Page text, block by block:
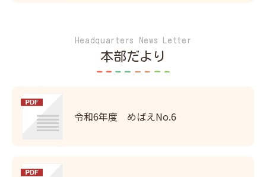
Headquarters News Letter
本部だより
令和6年度 めばえNo.6